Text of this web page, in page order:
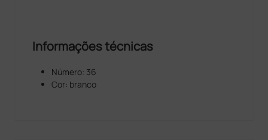
Informações técnicas
Número: 36
Cor: branco